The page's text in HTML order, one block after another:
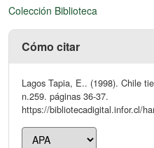
Colección Biblioteca
Cómo citar
Lagos Tapia, E.. (1998). Chile
n.259. páginas 36-37.
https://bibliotecadigital.infor.cl/